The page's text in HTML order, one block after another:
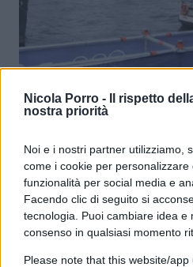
Nicola Porro -
Il rispetto
nostra priorità
Noi e i nostri partner utilizziamo,
come i cookie per
funzionalità per social media e
Facendo clic di seguito si
tecnologia. Puoi cambiare idea e
consenso in qualsiasi momento
Please note that this website/
Magia della
alleniamo in
di Franco Lodige
7 Agosto 2024, 14:18